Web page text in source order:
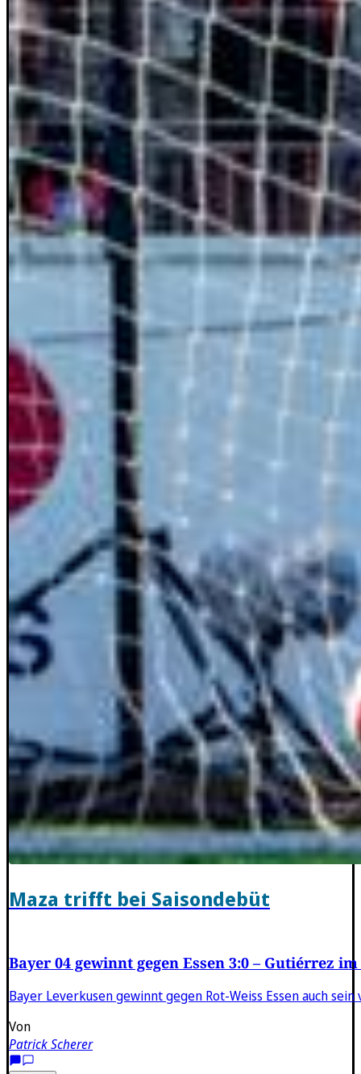
Maza trifft bei Saisondebüt
Bayer 04 gewinnt gegen Essen 3:0 – Gutiérrez
Bayer Leverkusen gewinnt gegen Rot-Weiss Essen auch
Von
Patrick Scherer